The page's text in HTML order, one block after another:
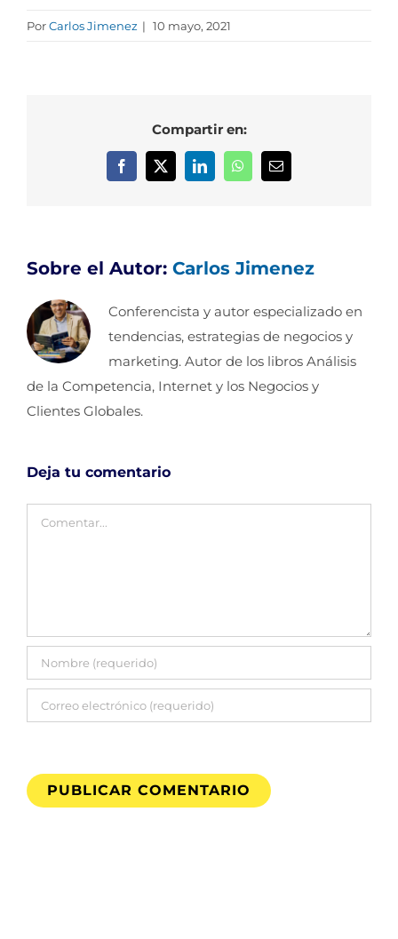
PorCarlos Jimenez | 10 mayo, 2021
Compartir en:
Facebook
X LinkedInWhatsAppCorreo
Sobre el Autor: Carlos Jimenez
Conferencista y autor especializado en
tendencias, estrategias de negocios y
marketing. Autor de los libros Análisis
de la Competencia, Internet y los Negocios y
Clientes Globales.
Deja tu comentario
Comentar